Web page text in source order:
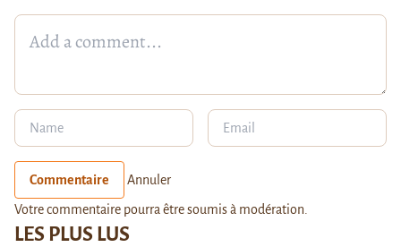
LES PLUS LUS
Commentaire Annuler
Votre commentaire pourra être soumis à modération.